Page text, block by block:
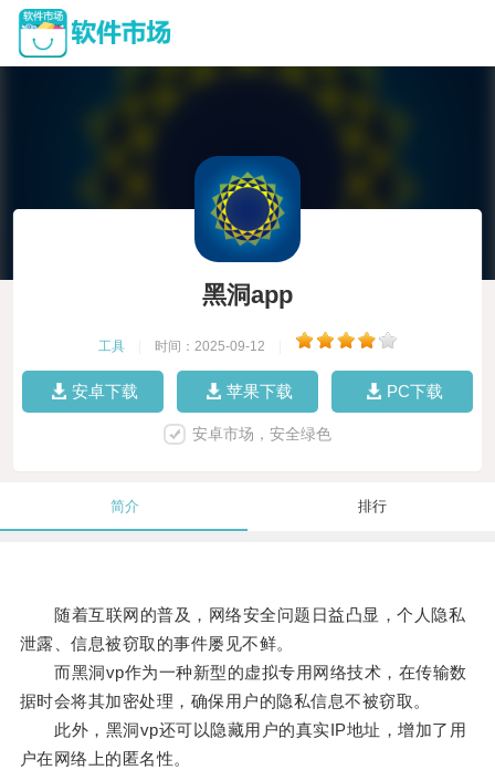
黑洞app
工具 时间：2025-09-12
安卓下载 苹果下载 PC下载
安卓市场，安全绿色
简介 排行
随着互联网的普及，网络安全问题日益凸显，个人隐私
泄露、信息被窃取的事件屡见不鲜。
而黑洞vp作为一种新型的虚拟专用网络技术，在传输数
据时会将其加密处理，确保用户的隐私信息不被窃取。
此外，黑洞vp还可以隐藏用户的真实IP地址，增加了用
户在网络上的匿名性。